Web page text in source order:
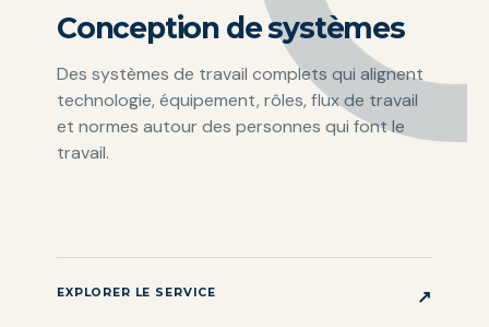
Conception de systèmes
Des systèmes de travail complets qui alignent
technologie, équipement, rôles, flux de travail
et normes autour des personnes qui font le
travail.
EXPLORER LE SERVICE ↗